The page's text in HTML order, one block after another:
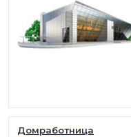
Домработница